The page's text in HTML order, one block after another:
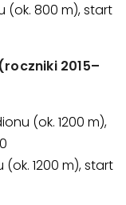
(ok. 800 m), start
2015–
(ok. 1200 m),
1200 m), start